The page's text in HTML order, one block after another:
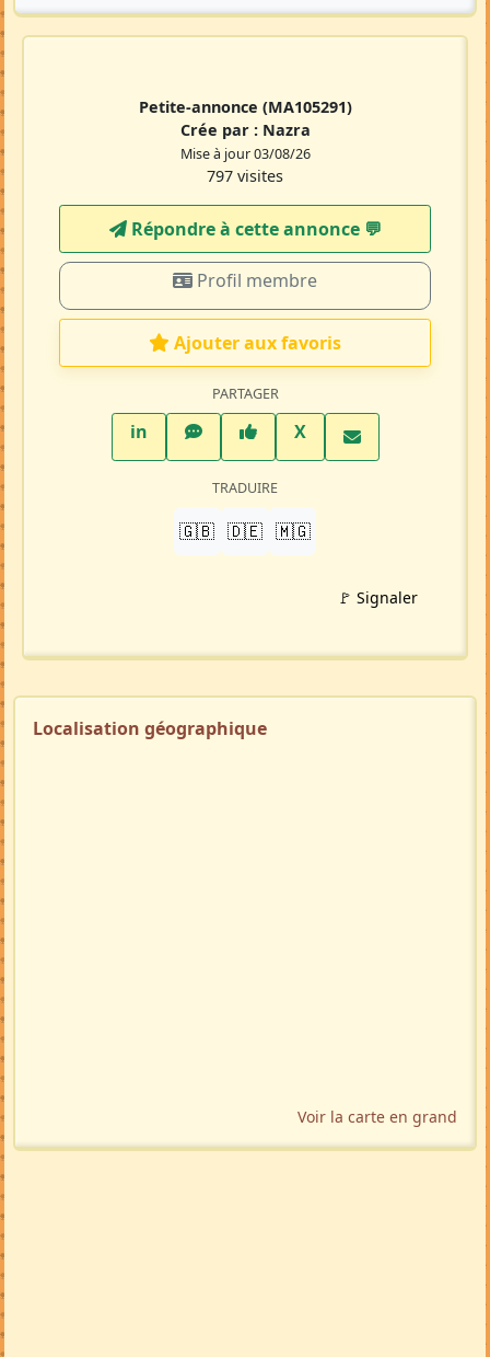
Petite-annonce (MA105291)
Crée par : Nazra
Mise à jour 03/08/26
797 visites
Répondre à cette annonce 💬​
Profil membre
Ajouter aux favoris
PARTAGER
inLinkedInWhatsAppFacebook
XTwitter X
TRADUIRE
🇬🇧 🇩🇪 🇲🇬
🚩 Signaler
Localisation géographique
Voir la carte en grand